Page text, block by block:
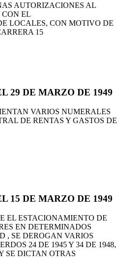
AUTORIZACIONES AL
EL
LOCALES, CON MOTIVO DE
15
29 DE MARZO DE 1949
VARIOS NUMERALES
DE RENTAS Y GASTOS DE
15 DE MARZO DE 1949
EL ESTACIONAMIENTO DE
EN DETERMINADOS
, SE DEROGAN VARIOS
24 DE 1945 Y 34 DE 1948,
SE DICTAN OTRAS